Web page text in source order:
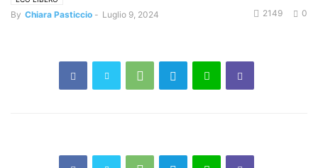
By Chiara Pasticcio - Luglio 9, 2024 0
2149